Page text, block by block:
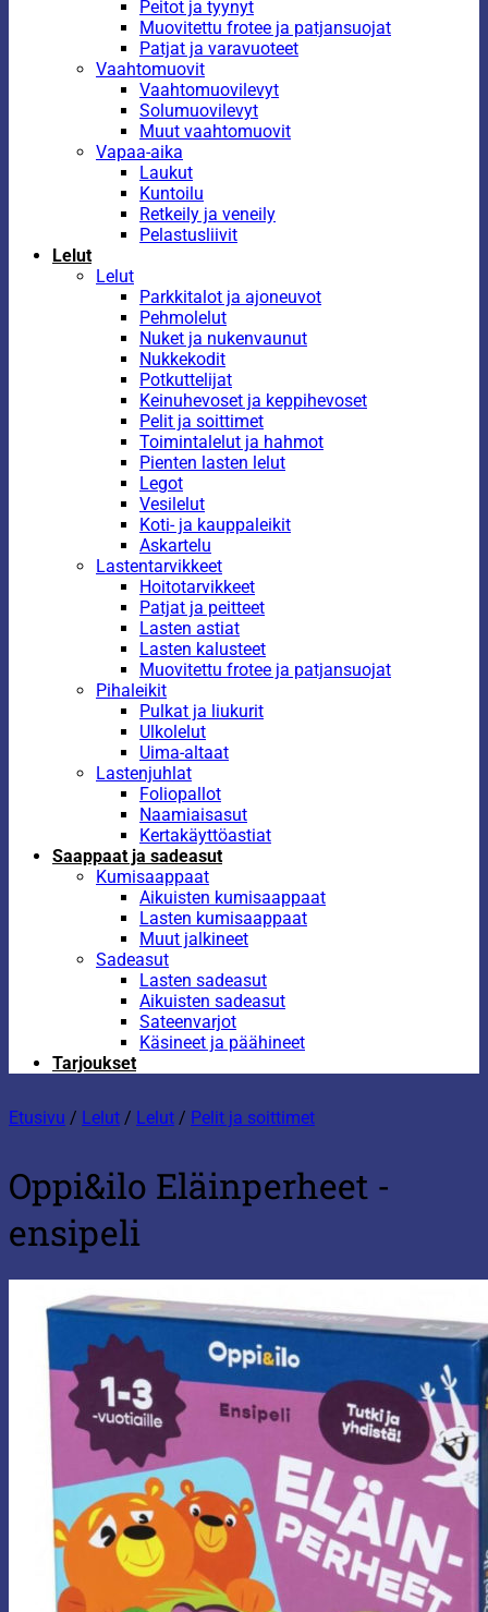
Peitot ja tyynyt
Muovitettu frotee ja patjansuojat
Patjat ja varavuoteet
Vaahtomuovit
Vaahtomuovilevyt
Solumuovilevyt
Muut vaahtomuovit
Vapaa-aika
Laukut
Kuntoilu
Retkeily ja veneily
Pelastusliivit
Lelut
Lelut
Parkkitalot ja ajoneuvot
Pehmolelut
Nuket ja nukenvaunut
Nukkekodit
Potkuttelijat
Keinuhevoset ja keppihevoset
Pelit ja soittimet
Toimintalelut ja hahmot
Pienten lasten lelut
Legot
Vesilelut
Koti- ja kauppaleikit
Askartelu
Lastentarvikkeet
Hoitotarvikkeet
Patjat ja peitteet
Lasten astiat
Lasten kalusteet
Muovitettu frotee ja patjansuojat
Pihaleikit
Pulkat ja liukurit
Ulkolelut
Uima-altaat
Lastenjuhlat
Foliopallot
Naamiaisasut
Kertakäyttöastiat
Saappaat ja sadeasut
Kumisaappaat
Aikuisten kumisaappaat
Lasten kumisaappaat
Muut jalkineet
Sadeasut
Lasten sadeasut
Aikuisten sadeasut
Sateenvarjot
Käsineet ja päähineet
Tarjoukset
Etusivu / Lelut / Lelut / Pelit ja soittimet
Oppi&ilo Eläinperheet -
ensipeli